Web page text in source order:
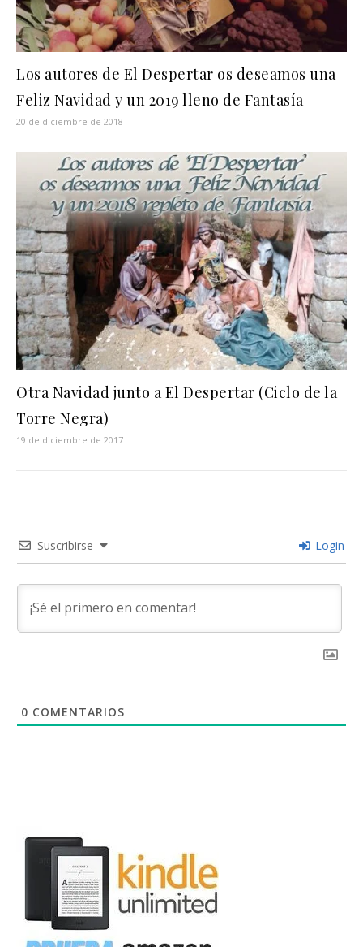
Los autores de El Despertar os deseamos una
Feliz Navidad y un 2019 lleno de Fantasía
20 de diciembre de 2018
Otra Navidad junto a El Despertar (Ciclo de la
Torre Negra)
19 de diciembre de 2017
Suscribirse Login
0 COMENTARIOS